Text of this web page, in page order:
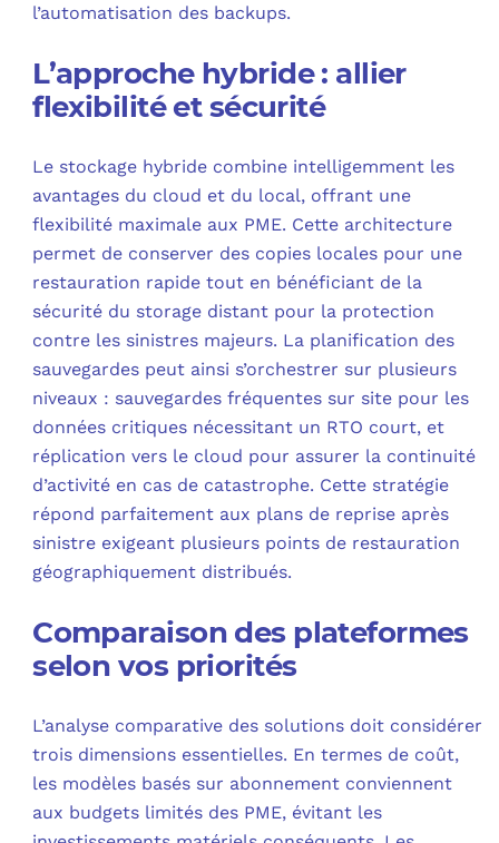
l’automatisation des backups.
L’approche hybride : allier
flexibilité et sécurité
Le stockage hybride combine intelligemment les
avantages du cloud et du local, offrant une
flexibilité maximale aux PME. Cette architecture
permet de conserver des copies locales pour une
restauration rapide tout en bénéficiant de la
sécurité du storage distant pour la protection
contre les sinistres majeurs. La planification des
sauvegardes peut ainsi s’orchestrer sur plusieurs
niveaux : sauvegardes fréquentes sur site pour les
données critiques nécessitant un RTO court, et
réplication vers le cloud pour assurer la continuité
d’activité en cas de catastrophe. Cette stratégie
répond parfaitement aux plans de reprise après
sinistre exigeant plusieurs points de restauration
géographiquement distribués.
Comparaison des plateformes
selon vos priorités
L’analyse comparative des solutions doit considérer
trois dimensions essentielles. En termes de coût,
les modèles basés sur abonnement conviennent
aux budgets limités des PME, évitant les